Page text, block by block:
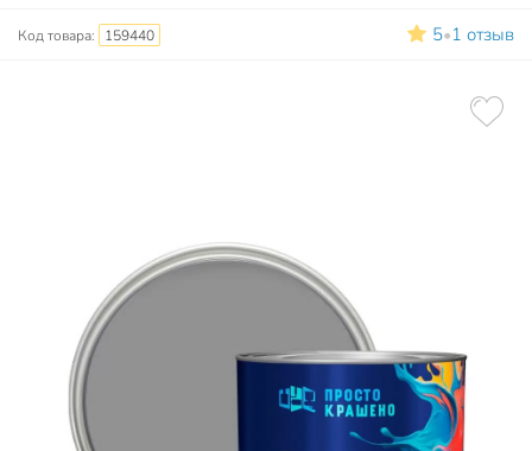
Код товара: 159440 5•1 отзыв